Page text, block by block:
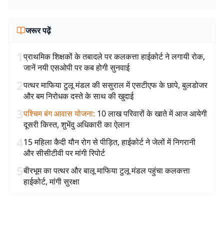
जरूर पढ़ें
1प्राथमिक शिक्षकों के तबादले पर कलकत्ता हाईकोर्ट ने लगायी रोक,
जानें नयी एसओपी पर कब होगी सुनवाई
2पत्थर माफिया टुलू मंडल की ससुराल में एसटीएफ के छापे, बुलडोजर
और बम निरोधक दस्ते के साथ की खुदाई
3पश्चिम बंग आवास योजना: 10 लाख परिवारों के खाते में आज आयेगी
दूसरी किस्त, शुभेंदु अधिकारी का ऐलान
415 महिला कैदी यौन रोग से पीड़ित, हाईकोर्ट ने जेलों में निगरानी
और सीसीटीवी पर मांगी रिपोर्ट
5बीरभूम का पत्थर और बालू माफिया टुलू मंडल पहुंचा कलकत्ता
हाईकोर्ट, मांगी सुरक्षा